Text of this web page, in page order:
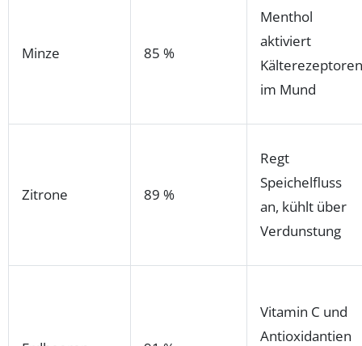
Minze 85 %
Menthol
aktiviert
Kälterezeptoren
im Mund
Zitrone 89 %
Regt
Speichelfluss
an, kühlt über
Verdunstung
Vitamin C und
Antioxidantien